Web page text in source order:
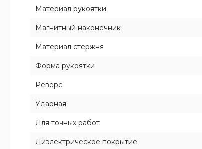
Материал рукоятки
Магнитный наконечник
Материал стержня
Форма рукоятки
Реверс
Ударная
Для точных работ
Диэлектрическое покрытие